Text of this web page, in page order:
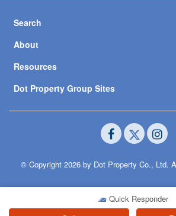
Quick Responder
Search
About
Resources
Dot Property Group Sites
© Copyright 2026 by Dot Property Co., Ltd.